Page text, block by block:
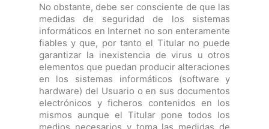
No obstante, debe ser consciente de que las
medidas de seguridad de los sistemas
informáticos en Internet no son enteramente
fiables y que, por tanto el Titular no puede
garantizar la inexistencia de virus u otros
elementos que puedan producir alteraciones
en los sistemas informáticos (software y
hardware) del Usuario o en sus documentos
electrónicos y ficheros contenidos en los
mismos aunque el Titular pone todos los
medios necesarios y toma las medidas de